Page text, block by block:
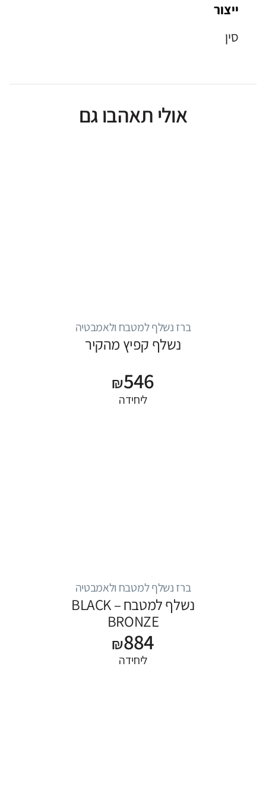
ייצור
סין
אולי תאהבו גם
ברז נשלף למטבח ולאמבטיה
נשלף קפיץ מהקיר
₪546
ליחידה
ברז נשלף למטבח ולאמבטיה
נשלף למטבח – BLACK
BRONZE
₪884
ליחידה